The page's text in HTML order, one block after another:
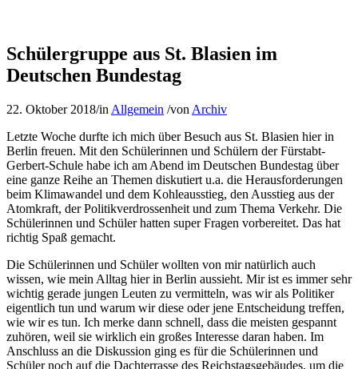
Schülergruppe aus St. Blasien im
Deutschen Bundestag
22. Oktober 2018/in Allgemein /von Archiv
Letzte Woche durfte ich mich über Besuch aus St. Blasien hier in
Berlin freuen. Mit den Schülerinnen und Schülern der Fürstabt-
Gerbert-Schule habe ich am Abend im Deutschen Bundestag über
eine ganze Reihe an Themen diskutiert u.a. die Herausforderungen
beim Klimawandel und dem Kohleausstieg, den Ausstieg aus der
Atomkraft, der Politikverdrossenheit und zum Thema Verkehr. Die
Schülerinnen und Schüler hatten super Fragen vorbereitet. Das hat
richtig Spaß gemacht.
Die Schülerinnen und Schüler wollten von mir natürlich auch
wissen, wie mein Alltag hier in Berlin aussieht. Mir ist es immer sehr
wichtig gerade jungen Leuten zu vermitteln, was wir als Politiker
eigentlich tun und warum wir diese oder jene Entscheidung treffen,
wie wir es tun. Ich merke dann schnell, dass die meisten gespannt
zuhören, weil sie wirklich ein großes Interesse daran haben. Im
Anschluss an die Diskussion ging es für die Schülerinnen und
Schüler noch auf die Dachterrasse des Reichstagsgebäudes, um die